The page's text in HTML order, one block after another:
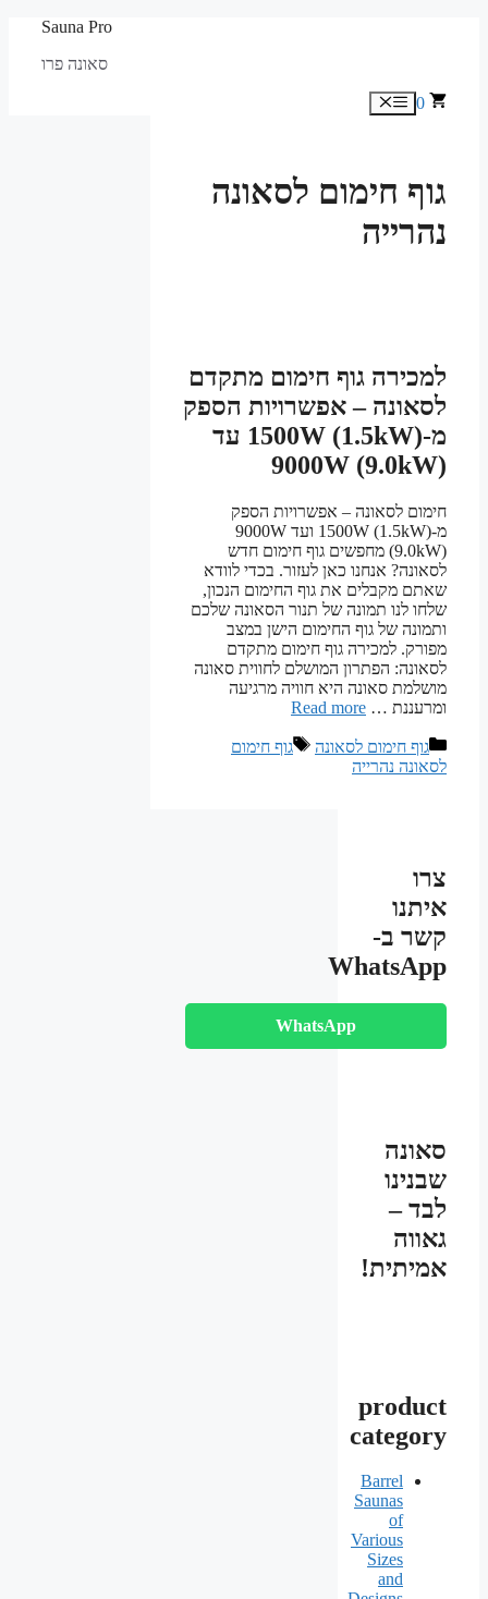
Sauna Pro
סאונה פרו
0 תפריט
גוף חימום לסאונה
נהרייה
למכירה גוף חימום מתקדם
לסאונה – אפשרויות הספק
מ-1500W (1.5kW) עד
9000W (9.0kW)
חימום לסאונה – אפשרויות הספק
מ-1500W (1.5kW) ועד 9000W
(9.0kW) מחפשים גוף חימום חדש
לסאונה? אנחנו כאן לעזור. בכדי לוודא
שאתם מקבלים את גוף החימום הנכון,
שלחו לנו תמונה של תנור הסאונה שלכם
ותמונה של גוף החימום הישן במצב
מפורק. למכירה גוף חימום מתקדם
לסאונה: הפתרון המושלם לחווית סאונה
מושלמת סאונה היא חוויה מרגיעה
ומרעננת … Read more
קטגוריות
גוף חימום לסאונה תגיות
גוף חימום
לסאונה נהרייה
צרו
איתנו
קשר ב-
WhatsApp
WhatsApp
סאונה
שבנינו
לבד –
גאווה
אמיתית!
product
category
Barrel
Saunas
of
Various
Sizes
and